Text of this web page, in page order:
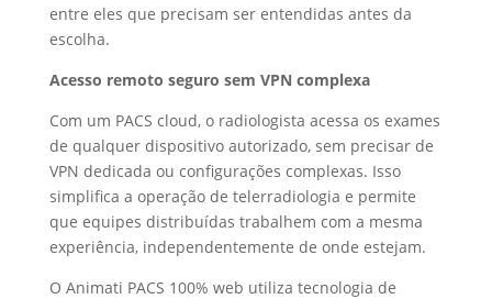
entre eles que precisam ser entendidas antes da
escolha.
Acesso remoto seguro sem VPN complexa
Com um PACS cloud, o radiologista acessa os exames
de qualquer dispositivo autorizado, sem precisar de
VPN dedicada ou configurações complexas. Isso
simplifica a operação de telerradiologia e permite
que equipes distribuídas trabalhem com a mesma
experiência, independentemente de onde estejam.
O Animati PACS 100% web utiliza tecnologia de